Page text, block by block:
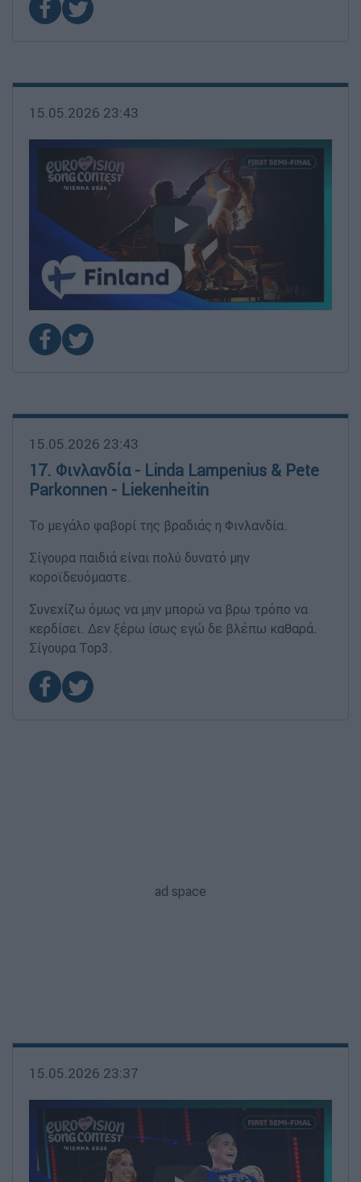
15.05.2026 23:43
video
15.05.2026 23:43
17. Φινλανδία - Linda Lampenius & Pete
Parkonnen - Liekenheitin
Το μεγάλο φαβορί της βραδιάς η Φινλανδία.
Σίγουρα παιδιά είναι πολύ δυνατό μην
κοροϊδευόμαστε.
Συνεχίζω όμως να μην μπορώ να βρω τρόπο να
κερδίσει. Δεν ξέρω ίσως εγώ δε βλέπω καθαρά.
Σίγουρα Top3.
15.05.2026 23:37